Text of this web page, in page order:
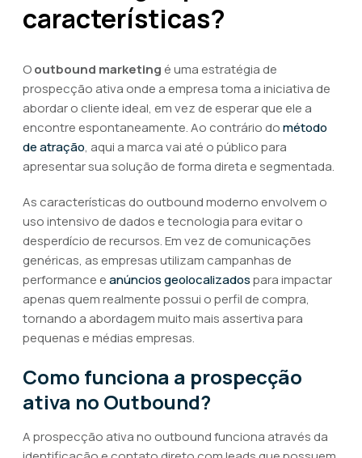
características?
Ooutbound marketing é uma estratégia de
prospecção ativa onde a empresa toma a iniciativa de
abordar o cliente ideal, em vez de esperar que ele a
encontre espontaneamente. Ao contrário dométodo
de atração, aqui a marca vai até o público para
apresentar sua solução de forma direta e segmentada.
As características do outbound moderno envolvem o
uso intensivo de dados e tecnologia para evitar o
desperdício de recursos. Em vez de comunicações
genéricas, as empresas utilizam campanhas de
performance eanúncios geolocalizadospara impactar
apenas quem realmente possui o perfil de compra,
tornando a abordagem muito mais assertiva para
pequenas e médias empresas.
Como funciona a prospecção
ativa no Outbound?
A prospecção ativa no outbound funciona através da